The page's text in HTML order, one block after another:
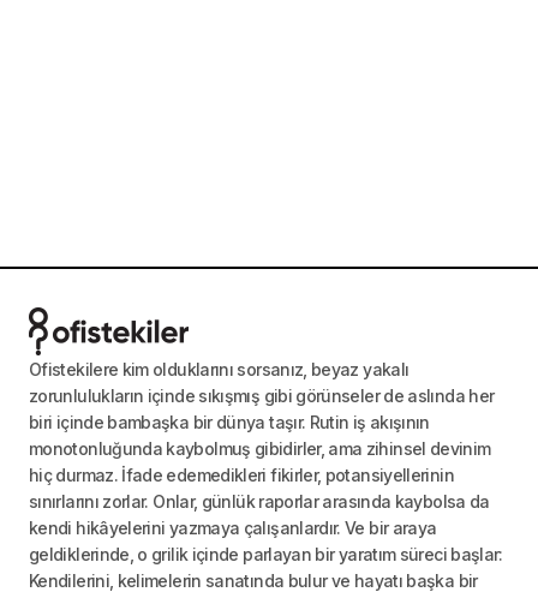
Ofistekilere kim olduklarını sorsanız, beyaz yakalı
zorunlulukların içinde sıkışmış gibi görünseler de aslında her
biri içinde bambaşka bir dünya taşır. Rutin iş akışının
monotonluğunda kaybolmuş gibidirler, ama zihinsel devinim
hiç durmaz. İfade edemedikleri fikirler, potansiyellerinin
sınırlarını zorlar. Onlar, günlük raporlar arasında kaybolsa da
kendi hikâyelerini yazmaya çalışanlardır. Ve bir araya
geldiklerinde, o grilik içinde parlayan bir yaratım süreci başlar:
Kendilerini, kelimelerin sanatında bulur ve hayatı başka bir